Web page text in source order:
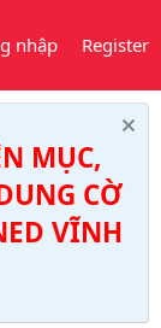
nhập Register
MỤC,
CỜ
VĨNH